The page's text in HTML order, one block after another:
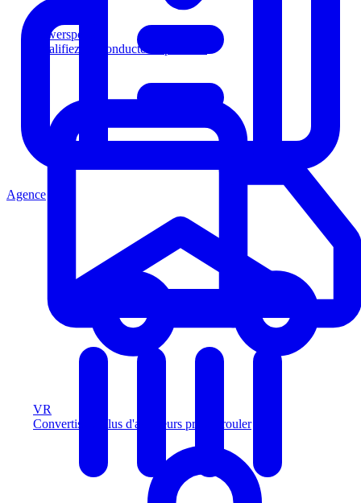
Powersports
Qualifiez les conducteurs plus vite
VR
Convertissez plus d'acheteurs prêts à rouler
Agence